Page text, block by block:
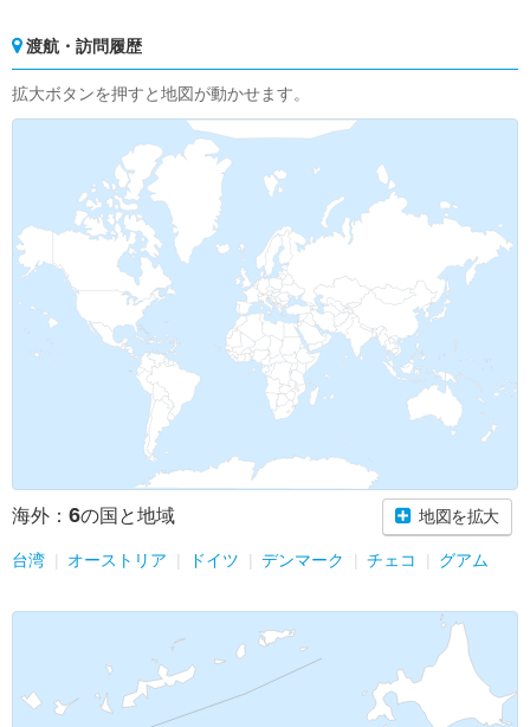
渡航・訪問履歴
拡大ボタンを押すと地図が動かせます。
海外： 6の国と地域 地図を拡大
台湾 オーストリア ドイツ デンマーク チェコ グアム